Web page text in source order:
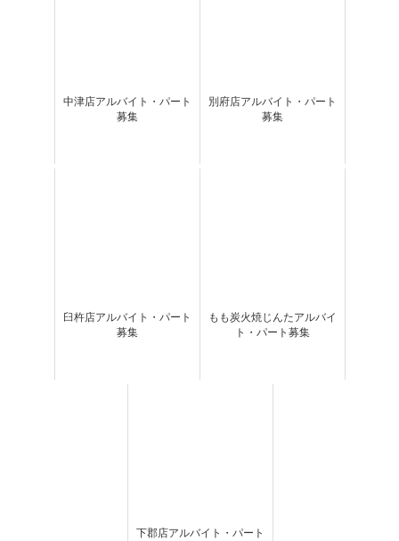
中津店アルバイト・パート
募集
別府店アルバイト・パート
募集
臼杵店アルバイト・パート
募集
もも炭火焼じんたアルバイ
ト・パート募集
下郡店アルバイト・パート